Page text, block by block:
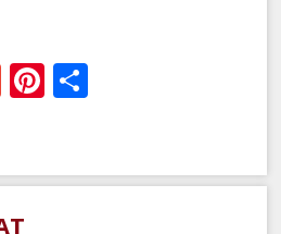
GmailPinterest